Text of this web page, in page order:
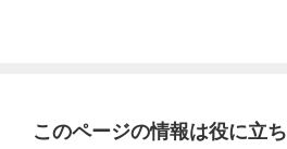
このページの情報は役に立